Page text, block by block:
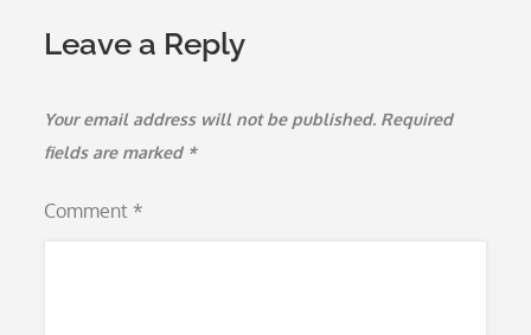
Leave a Reply
Your email address will not be published. Required
fields are marked *
Comment *